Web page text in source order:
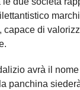
capace di
avrà il
panchina